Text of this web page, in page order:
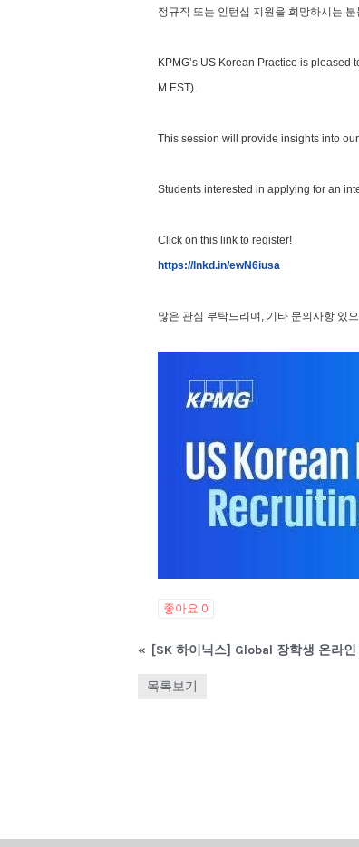
정규직 또는 인턴십 지원을 희망하시는
KPMG’s US Korean Practice is
M EST).
This session will provide insights into
Students interested in applying for an
Click on this link to register!
https://lnkd.in/ewN6iusa
많은 관심 부탁드리며, 기타 문의사항 있
좋아요 0
« [SK 하이닉스] Global 장학생 온라
목록보기